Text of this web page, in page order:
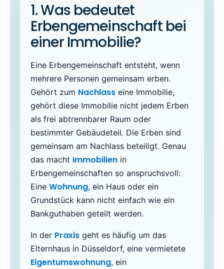
1. Was bedeutet
Erbengemeinschaft bei
einer Immobilie?
Eine Erbengemeinschaft entsteht, wenn
mehrere Personen gemeinsam erben.
Gehört zum Nachlass eine Immobilie,
gehört diese Immobilie nicht jedem Erben
als frei abtrennbarer Raum oder
bestimmter Gebäudeteil. Die Erben sind
gemeinsam am Nachlass beteiligt. Genau
das macht Immobilien in
Erbengemeinschaften so anspruchsvoll:
Eine Wohnung, ein Haus oder ein
Grundstück kann nicht einfach wie ein
Bankguthaben geteilt werden.
In der Praxis geht es häufig um das
Elternhaus in Düsseldorf, eine vermietete
Eigentumswohnung, ein